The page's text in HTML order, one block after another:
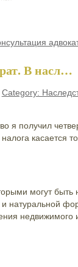
В насл…
Category:
получил
касается
могут
натуральной